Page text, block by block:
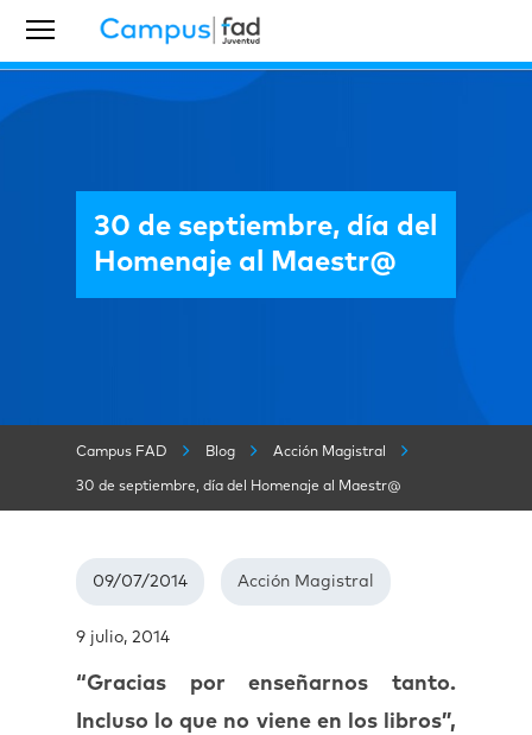
30 de septiembre, día del
Homenaje al Maestr@
Campus FAD Blog Acción Magistral
30 de septiembre, día del Homenaje al Maestr@
09/07/2014 Acción Magistral
9 julio, 2014
“Gracias por enseñarnos tanto.
Incluso lo que no viene en los libros”,